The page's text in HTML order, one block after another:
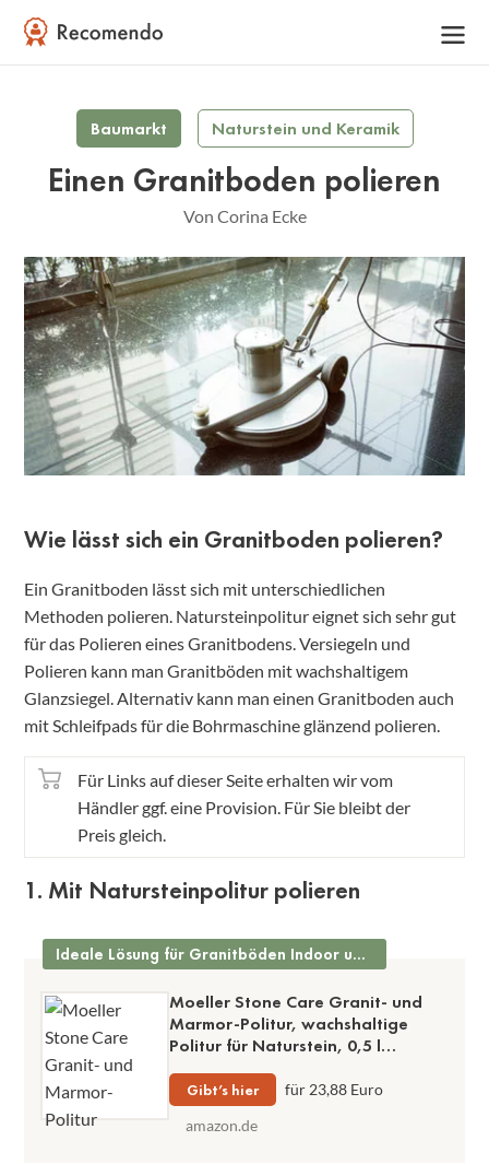
Baumarkt Naturstein und Keramik
Einen Granitboden polieren
Von Corina Ecke
Wie lässt sich ein Granitboden polieren?
Ein Granitboden lässt sich mit unterschiedlichen
Methoden polieren. Natursteinpolitur eignet sich sehr gut
für das Polieren eines Granitbodens. Versiegeln und
Polieren kann man Granitböden mit wachshaltigem
Glanzsiegel. Alternativ kann man einen Granitboden auch
mit Schleifpads für die Bohrmaschine glänzend polieren.
Für Links auf dieser Seite erhalten wir vom
Händler ggf. eine Provision. Für Sie bleibt der
Preis gleich.
1. Mit Natursteinpolitur polieren
Ideale Lösung für Granitböden Indoor und Outdoor
Moeller Stone Care Granit- und
Marmor-Politur, wachshaltige
Politur für Naturstein, 0,5 l
Pflegepaste, einfache Auftragung
und glänzendes Finish
Gibt’s hier
für 23,88 Euro
amazon.de